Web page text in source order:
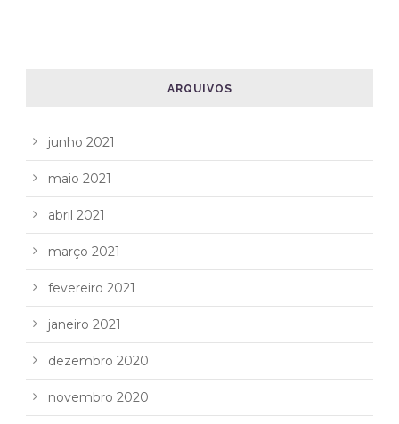
ARQUIVOS
junho 2021
maio 2021
abril 2021
março 2021
fevereiro 2021
janeiro 2021
dezembro 2020
novembro 2020